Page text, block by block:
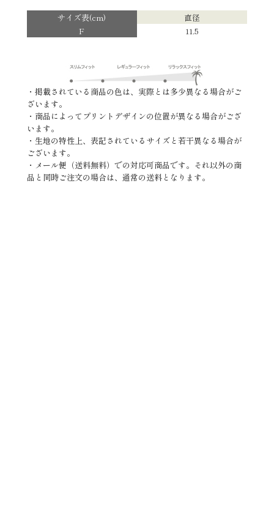
サイズ表(cm)
直径
F
11.5
・掲載されている商品の色は、実際とは多少異なる場合がご
ざいます。
・商品によってプリントデザインの位置が異なる場合がござ
います。
・生地の特性上、表記されているサイズと若干異なる場合が
ございます。
・メール便（送料無料）での対応可商品です。それ以外の商
品と同時ご注文の場合は、通常の送料となります。